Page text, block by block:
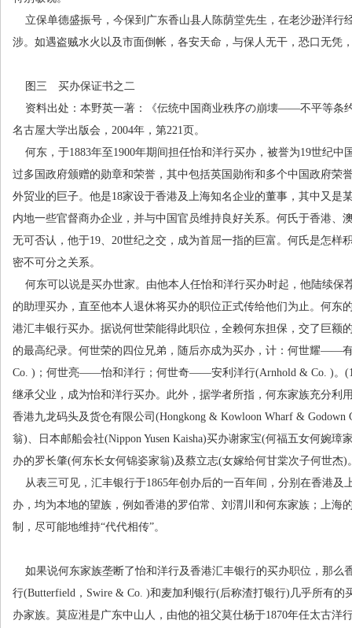
立保单德盛振号，今保到广东香山县人陈荫堂先生，在老沙逊洋行
涉。如遇盗贼水火以及市面倒帐，各安天命，与保人无干，恐口无凭
图三 买办保证书之二
资料出处：本野英一著：《伝统中国商业秩序の崩壊——不平等条
名古屋大学出版会， 2004年，第221页。
何东，于1883年至 1900年期间担任怡和洋行买办，被誉为19世纪中
过多国政府颁赠的勋章和荣誉，其中包括英国勋衔和多个中国政府荣
外贸业的巨子。他是18家设于香港及上海知名企业的董事，其中又是
内地一些官督商办企业，并与中国官员维持良好关系。何氏于香港、
无可否认，他于19、 20世纪之交，成为首屈一指的巨富。何氏是怎样
密不可分之关系。
何东可以说是买办世家。由他本人任怡和洋行买办时起，他陆续保
的助理买办，直至他本人退休将买办的职位正式传给他们为止。何东
港汇丰银行买办。据说何世荣能得此职位，全赖何东担保，交了巨额
的最高纪录。何世荣的四位兄弟，随后亦成为买办，计：何世耀——
Co. ) ；何世亮——怡和洋行；何世奇——安利洋行(Arnhold & Co. )。
继承父业，成为怡和洋行买办。此外，据学者所指，何东家族充分利
香港九龙码头及货仓有限公司 (Hongkong & Kowloon Wharf & Godown
翁)、日本邮船会社(Nippon Yusen Kaisha)买办谢家宝(何福五女何婉璋
办的罗长肇(何东长女何锦姿家翁)及蔡立志(女嫁给何甘棠次子何世杰)
从表三可见，汇丰银行于1865年创办后的一百年间，分别在香港及
办，均为本地的望族，例如香港的罗伯常、刘渭川和何东家族；上海
制，尽可能地维持“代代相传”。
如果说何东家族垄断了怡和洋行及香港汇丰银行的买办职位，那么
行(Butterfield ， Swire & Co. )和麦加利银行(后称渣打银行) 几乎所有的
办家族。莫应溎是广东中山人，由他的祖父莫仕杨于1870年任太古洋